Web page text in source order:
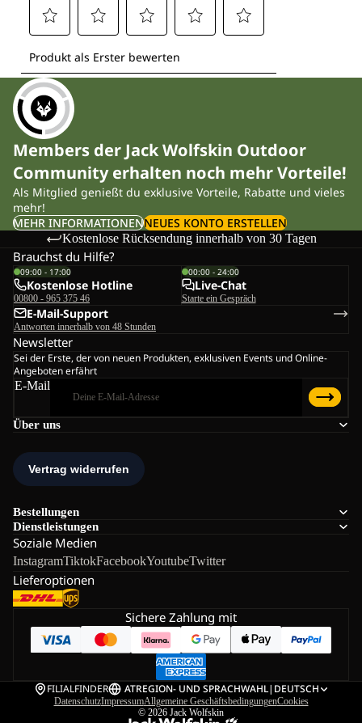
Members der Jack Wolfskin Outdoor
Community erhalten noch mehr Vorteile!
Als Mitglied genießt du exklusive Vorteile, Rabatte und vieles
mehr!
MEHR INFORMATIONENNEUES KONTO ERSTELLEN
Kostenlose Rücksendung innerhalb von 30 Tagen
Über uns
Bestellungen
Dienstleistungen
Soziale Medien
InstagramTiktokFacebookYoutubeTwitter
Lieferoptionen
Brauchst du Hilfe?
09:00 - 17:00
Kostenlose Hotline
00800 - 965 375 46
00:00 - 24:00
Live-Chat
Starte ein Gespräch
E-Mail-Support
Antworten innerhalb von 48 Stunden
Newsletter
Sei der Erste, der von neuen Produkten, exklusiven Events und Online-
Angeboten erfährt
E-Mail
Sichere Zahlung mit
FILIALFINDER ATREGION- UND SPRACHWAHL| DEUTSCH
DatenschutzImpressumAllgemeine GeschäftsbedingungenCookies
© 2026 Jack Wolfskin